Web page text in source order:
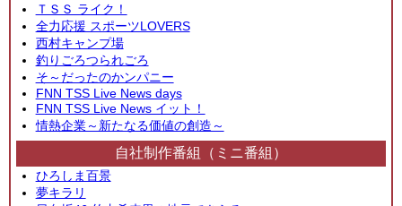
ＴＳＳ ライク！
全力応援 スポーツLOVERS
西村キャンプ場
釣りごろつられごろ
そ～だったのかンパニー
FNN TSS Live News days
FNN TSS Live News イット！
情熱企業～新たなる価値の創造～
自社制作番組（ミニ番組）
ひろしま百景
夢キラリ